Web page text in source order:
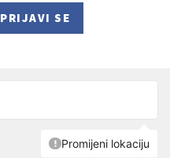
PRIJAVI SE